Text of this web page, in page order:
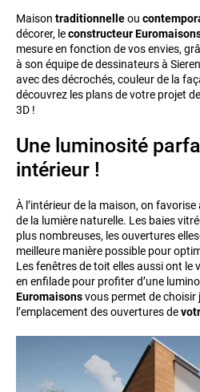
Maison traditionnelleou
décorer, leconstructeur
mesure en fonction de vos envies,
à son équipe de dessinateurs à
avec des décrochés, couleur de la
découvrez les plans de votre projet
3D !
Une luminosité
intérieur !
À l’intérieur de la maison, on
de la lumière naturelle. Les baies
plus nombreuses, les ouvertures
meilleure manière possible pour
Les fenêtres de toit elles aussi ont le
en enfilade pour profiter d’une
Euromaisonsvous permet de choisir
l’emplacement des ouvertures de